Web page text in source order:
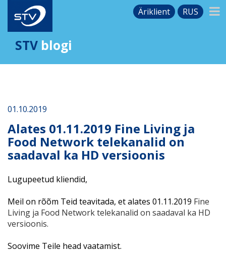
Äriklient RUS
STV blogi
01.10.2019
Alates 01.11.2019 Fine Living ja
Food Network telekanalid on
saadaval ka HD versioonis
Lugupeetud kliendid,
Meil on rõõm Teid teavitada, et alates 01.11.2019 Fine
Living ja Food Network telekanalid on saadaval ka HD
versioonis.
Soovime Teile head vaatamist.